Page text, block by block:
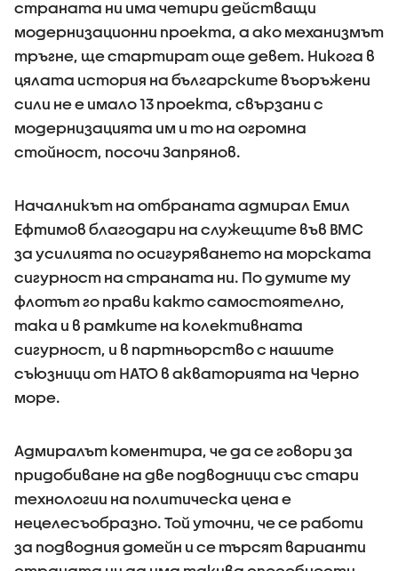
страната ни има четири действащи
модернизационни проекта, а ако механизмът
тръгне, ще стартират още девет. Никога в
цялата история на българските въоръжени
сили не е имало 13 проекта, свързани с
модернизацията им и то на огромна
стойност, посочи Запрянов.
Началникът на отбраната адмирал Емил
Ефтимов благодари на служещите във ВМС
за усилията по осигуряването на морската
сигурност на страната ни. По думите му
флотът го прави както самостоятелно,
така и в рамките на колективната
сигурност, и в партньорство с нашите
съюзници от НАТО в акваторията на Черно
море.
Адмиралът коментира, че да се говори за
придобиване на две подводници със стари
технологии на политическа цена е
нецелесъобразно. Той уточни, че се работи
за подводния домейн и се търсят варианти